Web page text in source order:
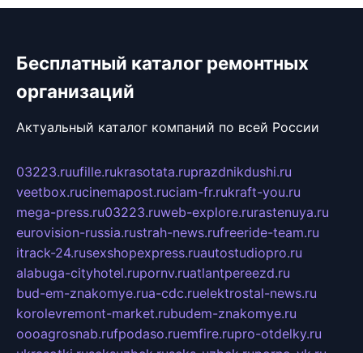
Бесплатный каталог ремонтных
организаций
Актуальный каталог компаний по всей России
03223.ruufille.rukrasotata.ruprazdnikdushi.ru
veetbox.rucinemapost.ruciam-fr.rukraft-you.ru
mega-press.ru03223.ruweb-explore.rurastenuya.ru
eurovision-russia.rustrah-news.rufreeride-team.ru
itrack-24.rusexshopexpress.ruautostudiopro.ru
alabuga-cityhotel.rupornv.ruatlantpereezd.ru
bud-em-znakomye.rua-cdc.ruelektrostal-news.ru
korolevremont-market.rubudem-znakomye.ru
oooagrosnab.rufpodaso.ruemfire.rupro-otdelky.ru